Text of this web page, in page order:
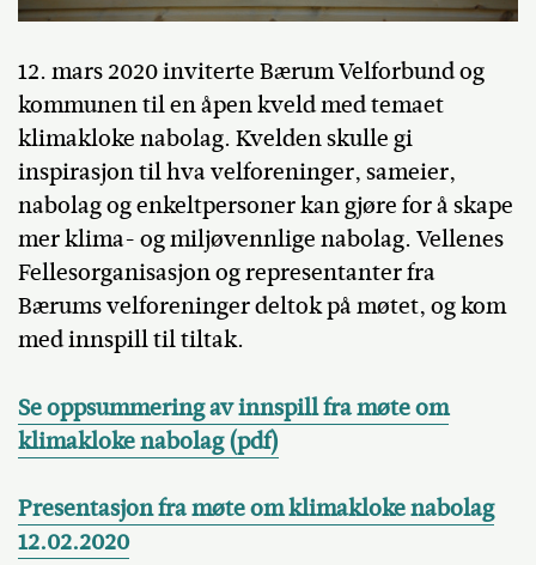
12. mars 2020 inviterte Bærum Velforbund og
kommunen til en åpen kveld med temaet
klimakloke nabolag. Kvelden skulle gi
inspirasjon til hva velforeninger, sameier,
nabolag og enkeltpersoner kan gjøre for å skape
mer klima- og miljøvennlige nabolag. Vellenes
Fellesorganisasjon og representanter fra
Bærums velforeninger deltok på møtet, og kom
med innspill til tiltak.
Se oppsummering av innspill fra møte om
klimakloke nabolag (pdf)
Presentasjon fra møte om klimakloke nabolag
12.02.2020